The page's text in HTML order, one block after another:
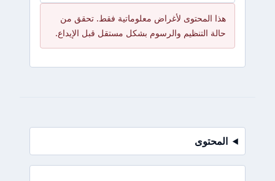
هذا المحتوى لأغراض معلوماتية فقط. تحقق من
حالة التنظيم والرسوم بشكل مستقل قبل الإيداع.
المحتوى